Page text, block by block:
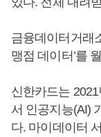
금융데이터거래
맹점 데이터’를
신한카드는 2021
서 인공지능(AI)
다. 마이데이터